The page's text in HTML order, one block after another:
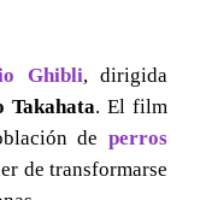
Ghibli, dirigida
Takahata. El film
de perros
de transformarse